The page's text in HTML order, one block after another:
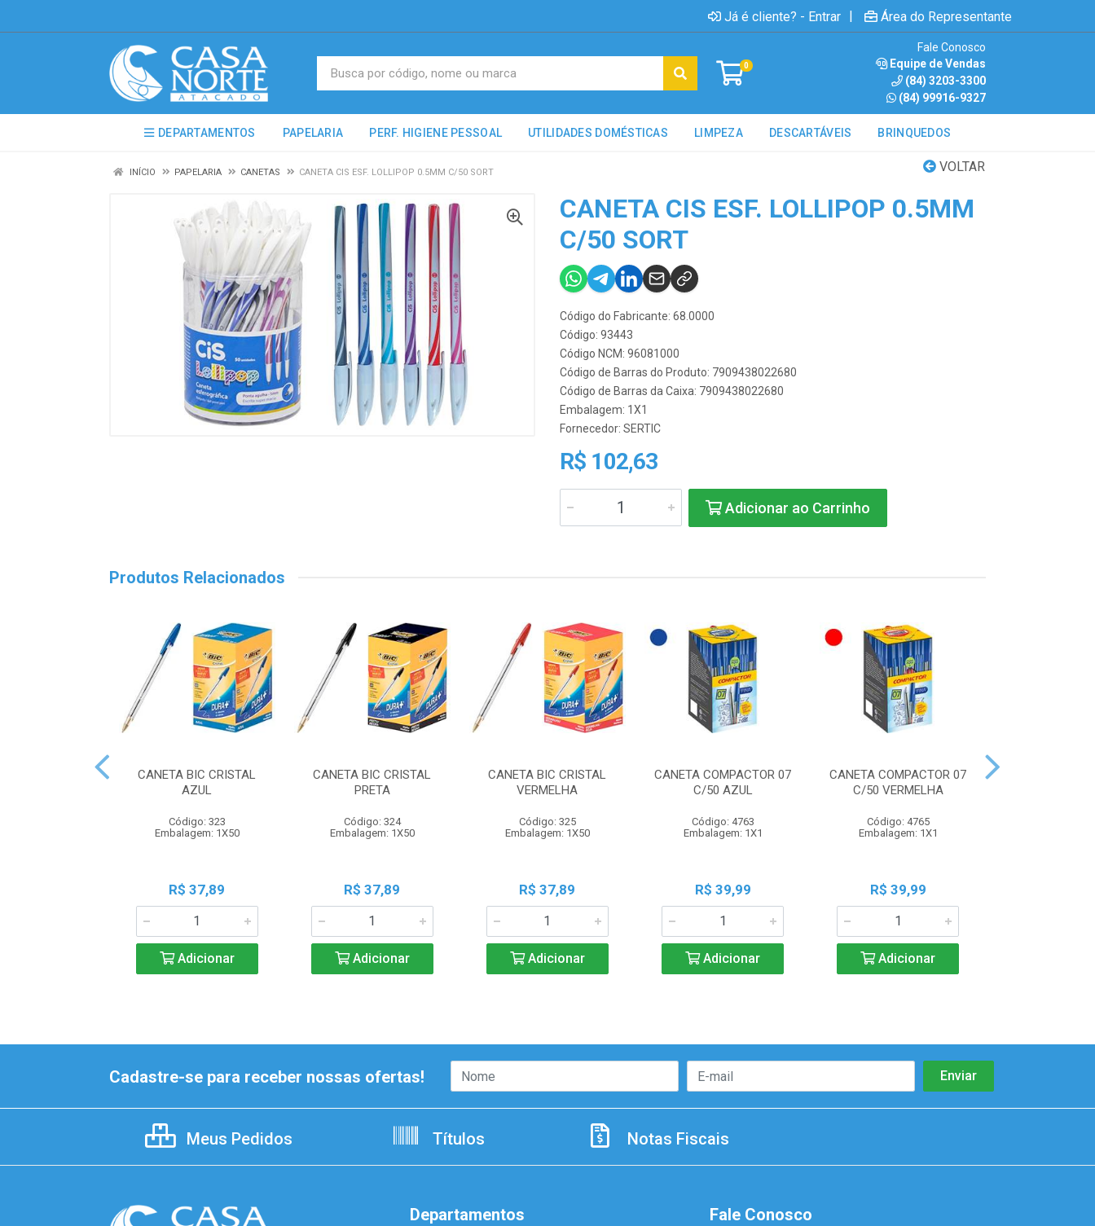
Já é cliente? - Entrar | Área do Representante
0
Fale Conosco
Equipe de Vendas
(84) 3203-3300
(84) 99916-9327
DEPARTAMENTOS PAPELARIA PERF. HIGIENE PESSOAL UTILIDADES DOMÉSTICAS LIMPEZA DESCARTÁVEIS BRINQUEDOS
VOLTAR
INÍCIO PAPELARIA CANETAS CANETA CIS ESF. LOLLIPOP 0.5MM C/50 SORT
CANETA CIS ESF. LOLLIPOP 0.5MM
C/50 SORT
Código do Fabricante: 68.0000
Código: 93443
Código NCM: 96081000
Código de Barras do Produto: 7909438022680
Código de Barras da Caixa: 7909438022680
Embalagem: 1X1
Fornecedor: SERTIC
R$ 102,63
Adicionar ao Carrinho
Produtos Relacionados
CANETA BIC CRISTAL
AZUL
Código: 323
Embalagem: 1X50
R$ 37,89
Adicionar
CANETA BIC CRISTAL
PRETA
Código: 324
Embalagem: 1X50
R$ 37,89
Adicionar
CANETA BIC CRISTAL
VERMELHA
Código: 325
Embalagem: 1X50
R$ 37,89
Adicionar
CANETA COMPACTOR 07
C/50 AZUL
Código: 4763
Embalagem: 1X1
R$ 39,99
Adicionar
CANETA COMPACTOR 07
C/50 VERMELHA
Código: 4765
Embalagem: 1X1
R$ 39,99
Adicionar
Cadastre-se para receber nossas ofertas!
Meus Pedidos Títulos Notas Fiscais
Departamentos Fale Conosco